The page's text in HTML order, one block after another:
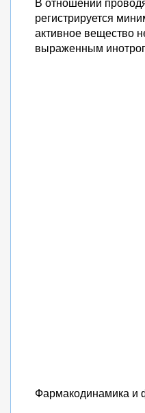
регистрируется
активное вещество
выраженным
Фармакодинамика и